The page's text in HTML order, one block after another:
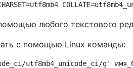
любого текстового
с помощью Linux команды:
utf8mb4_unicode_ci/g'